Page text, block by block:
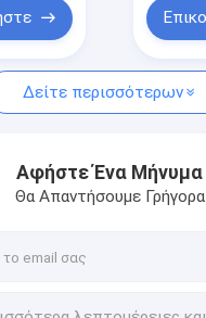
απόσπασμα
από την πυρηνική
κάλυμμα φύλλων
RF πόρτες
Δείτε περισσότερων
Αφήστε Ένα Μήνυμα
Θα Απαντήσουμε Γρήγορα